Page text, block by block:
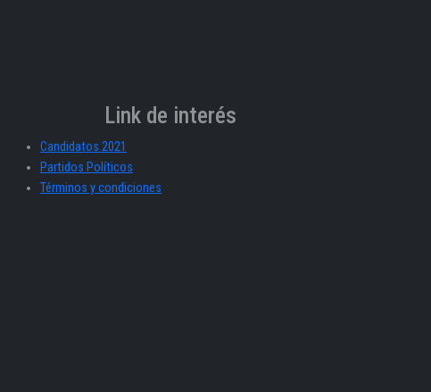
Link de interés
Candidatos 2021
Partidos Políticos
Términos y condiciones